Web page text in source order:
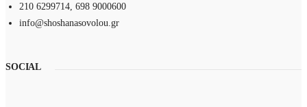
210 6299714, 698 9000600
info@shoshanasovolou.gr
SOCIAL